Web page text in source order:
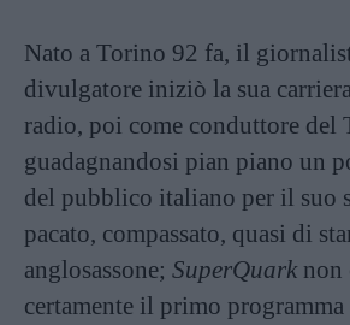
Nato a Torino 92 fa, il
divulgatore iniziò la sua
radio, poi come conduttore del
guadagnandosi pian piano un
del pubblico italiano per il suo
pacato, compassato, quasi di
anglosassone; SuperQuark non
certamente il primo